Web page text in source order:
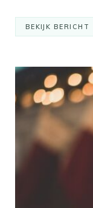
BEKIJK BERICHT